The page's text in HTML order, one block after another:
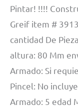
Pintar! !!!!
Greif item #
cantidad De
altura: 80 Mm
Armado: Si
Pincel: No
Armado: 5 edad